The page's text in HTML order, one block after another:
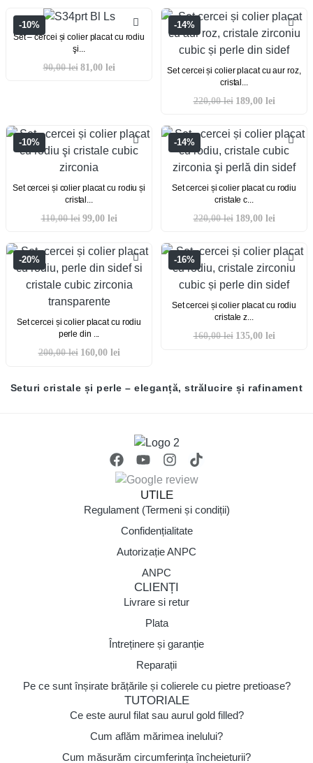
-10%
Set – cercei și colier placat cu rodiu
şi...
90,00lei 81,00 lei
-14%
Set cercei și colier placat cu aur roz,
cristal...
220,00lei 189,00 lei
-10%
Set cercei și colier placat cu rodiu și
cristal...
110,00lei 99,00 lei
-14%
Set cercei și colier placat cu rodiu
cristale c...
220,00lei 189,00 lei
-20%
Set cercei și colier placat cu rodiu
perle din ...
200,00lei 160,00 lei
-16%
Set cercei și colier placat cu rodiu
cristale z...
160,00lei 135,00 lei
Seturi cristale și perle – eleganță, strălucire și rafinament
UTILE
Regulament (Termeni și condiții)
Confidențialitate
Autorizație ANPC
ANPC
CLIENȚI
Livrare si retur
Plata
Întreținere și garanție
Reparații
Pe ce sunt înșirate brățările și colierele cu pietre pretioase?
TUTORIALE
Ce este aurul filat sau aurul gold filled?
Cum aflăm mărimea inelului?
Cum măsurăm circumferința încheieturii?